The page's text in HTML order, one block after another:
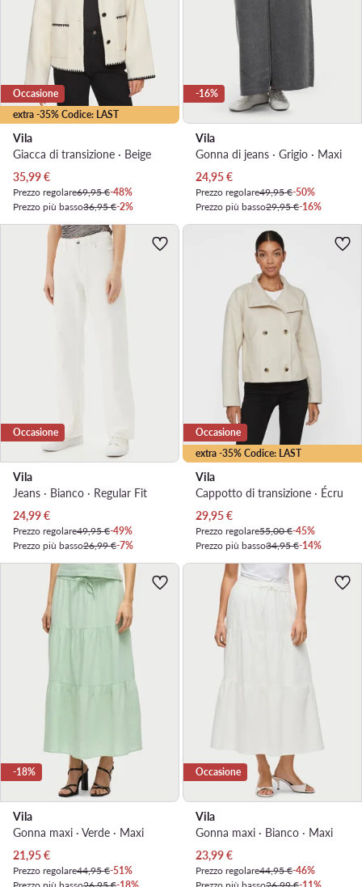
extra -35% Codice: LAST
Occasione
Vila
Giacca di transizione · Beige
Prezzo attuale
35,99€
Prezzo regolare69,95 €-48%
Prezzo più basso36,95 €-2%
-16%
Vila
Gonna di jeans · Grigio · Maxi
Prezzo attuale
24,95€
Prezzo regolare49,95 €-50%
Prezzo più basso29,95 €-16%
Occasione
Vila
Jeans · Bianco · Regular Fit
Prezzo attuale
24,99€
Prezzo regolare49,95 €-49%
Prezzo più basso26,99 €-7%
extra -35% Codice: LAST
Occasione
Vila
Cappotto di transizione · Écru
Prezzo attuale
29,95€
Prezzo regolare55,00 €-45%
Prezzo più basso34,95 €-14%
-18%
Vila
Gonna maxi · Verde · Maxi
Prezzo attuale
21,95€
Prezzo regolare44,95 €-51%
Occasione
Vila
Gonna maxi · Bianco · Maxi
Prezzo attuale
23,99€
Prezzo regolare44,95 €-46%